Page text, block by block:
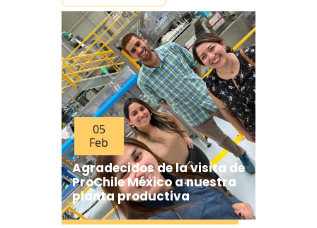
05
Feb
Agradecidos de la visita de
ProChile México a nuestra
planta productiva